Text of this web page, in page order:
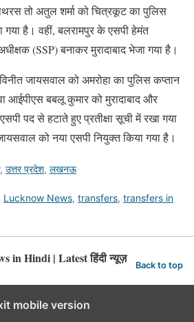
तो अतुल शर्मा को चित्रकूट का पुलिस
गया है। वहीं, बलरामपुर के एसपी हेमंत
(SSP) बनाकर मुरादाबाद भेजा गया है।
जायसवाल को अमरोहा का पुलिस कप्तान
आईपीएस बबलू कुमार को मुरादाबाद और
पद से हटाते हुए प्रतीक्षा सूची में रखा गया
को नया एसपी नियुक्त किया गया है।
, उत्तर प्रदेश, लखनऊ
Lucknow News, transfers, transfers in
in Hindi | Latest हिंदी न्यूज़ Back to top
mobile version